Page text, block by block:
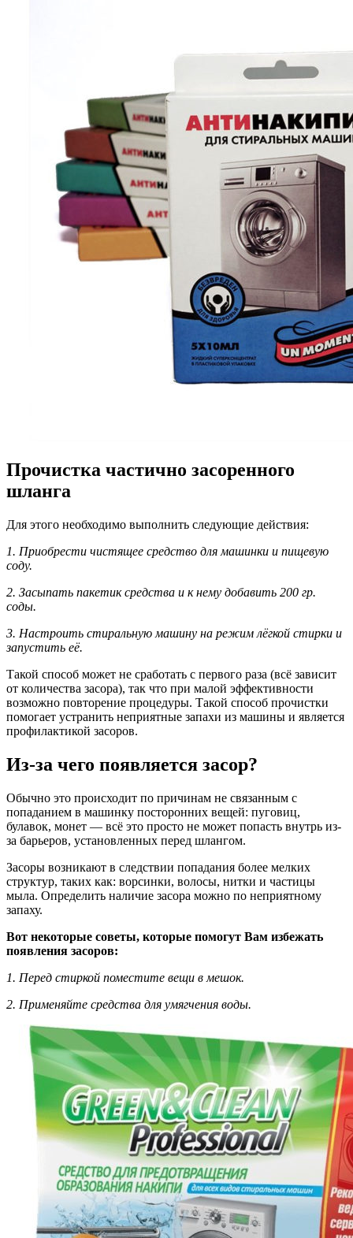
Прочистка частично засоренного
шланга
Для этого необходимо выполнить следующие действия:
1. Приобрести чистящее средство для машинки и пищевую
соду.
2. Засыпать пакетик средства и к нему добавить 200 гр.
соды.
3. Настроить стиральную машину на режим лёгкой стирки и
запустить её.
Такой способ может не сработать с первого раза (всё зависит
от количества засора), так что при малой эффективности
возможно повторение процедуры. Такой способ прочистки
помогает устранить неприятные запахи из машины и является
профилактикой засоров.
Из-за чего появляется засор?
Обычно это происходит по причинам не связанным с
попаданием в машинку посторонних вещей: пуговиц,
булавок, монет — всё это просто не может попасть внутрь из-
за барьеров, установленных перед шлангом.
Засоры возникают в следствии попадания более мелких
структур, таких как: ворсинки, волосы, нитки и частицы
мыла. Определить наличие засора можно по неприятному
запаху.
Вот некоторые советы, которые помогут Вам избежать
появления засоров:
1. Перед стиркой поместите вещи в мешок.
2. Применяйте средства для умягчения воды.